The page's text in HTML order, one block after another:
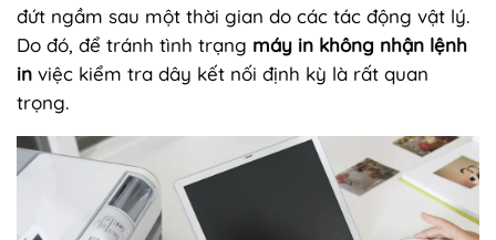
đứt ngầm sau một thời gian do các tác động vật lý.
Do đó, để tránh tình trạng máy in không nhận lệnh
in việc kiểm tra dây kết nối định kỳ là rất quan
trọng.